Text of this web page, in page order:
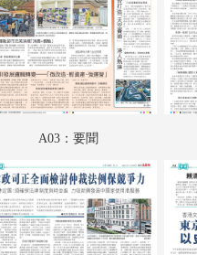
B02：文匯馬經
B03：文匯馬經
B04：文匯馬經
SW01：匯周刊
SW03：匯周刊
SW04：匯周刊
A03：要聞